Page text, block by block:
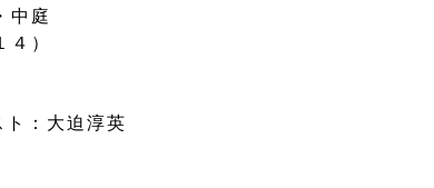
中庭
４）
：大迫淳英